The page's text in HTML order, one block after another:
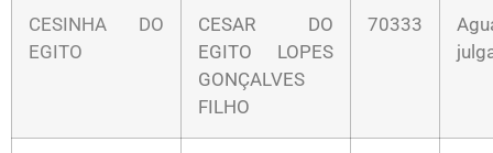
CESINHA DO
EGITO
CESAR DO
EGITO LOPES
GONÇALVES
FILHO
70333